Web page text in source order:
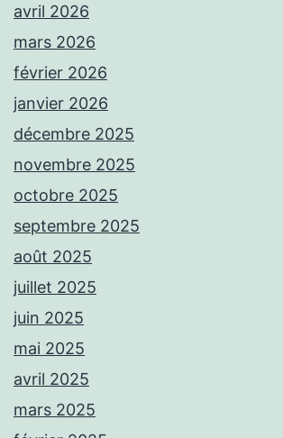
avril 2026
mars 2026
février 2026
janvier 2026
décembre 2025
novembre 2025
octobre 2025
septembre 2025
août 2025
juillet 2025
juin 2025
mai 2025
avril 2025
mars 2025